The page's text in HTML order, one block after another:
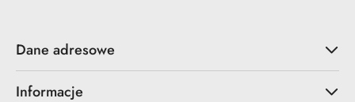
Dane adresowe
Informacje